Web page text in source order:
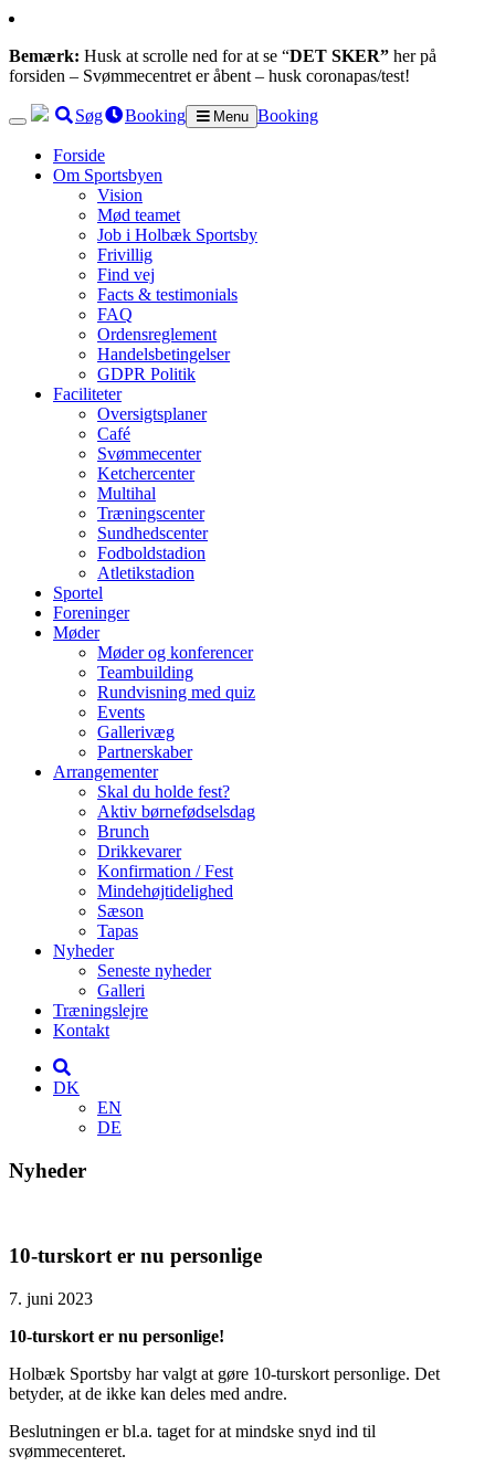
Bemærk: Husk at scrolle ned for at se “DET SKER” her på
forsiden – Svømmecentret er åbent – husk coronapas/test!
Søg Booking Menu Booking
Forside
Om Sportsbyen
Vision
Mød teamet
Job i Holbæk Sportsby
Frivillig
Find vej
Facts & testimonials
FAQ
Ordensreglement
Handelsbetingelser
GDPR Politik
Faciliteter
Oversigtsplaner
Café
Svømmecenter
Ketchercenter
Multihal
Træningscenter
Sundhedscenter
Fodboldstadion
Atletikstadion
Sportel
Foreninger
Møder
Møder og konferencer
Teambuilding
Rundvisning med quiz
Events
Gallerivæg
Partnerskaber
Arrangementer
Skal du holde fest?
Aktiv børnefødselsdag
Brunch
Drikkevarer
Konfirmation / Fest
Mindehøjtidelighed
Sæson
Tapas
Nyheder
Seneste nyheder
Galleri
Træningslejre
Kontakt
DK
EN
DE
Nyheder
10-turskort er nu personlige
7. juni 2023
10-turskort er nu personlige!
Holbæk Sportsby har valgt at gøre 10-turskort personlige. Det
betyder, at de ikke kan deles med andre.
Beslutningen er bl.a. taget for at mindske snyd ind til
svømmecenteret.